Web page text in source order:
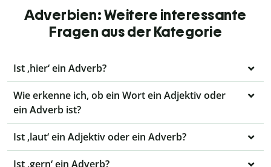
Adverbien: Weitere interessante
Fragen aus der Kategorie
Ist ‚hier‘ ein Adverb?
Wie erkenne ich, ob ein Wort ein Adjektiv oder
ein Adverb ist?
Ist ‚laut‘ ein Adjektiv oder ein Adverb?
Ist ‚gern‘ ein Adverb?